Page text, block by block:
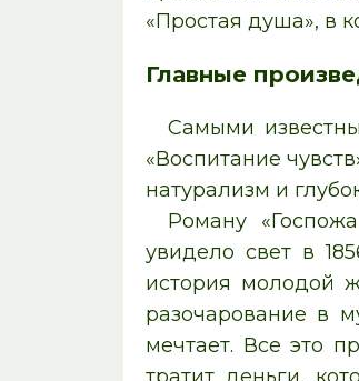
«Простая душа», в
Главные
Самыми
«Воспитание
натурализм и
Роману
увидело свет в
история молодой
разочарование в
мечтает. Все это